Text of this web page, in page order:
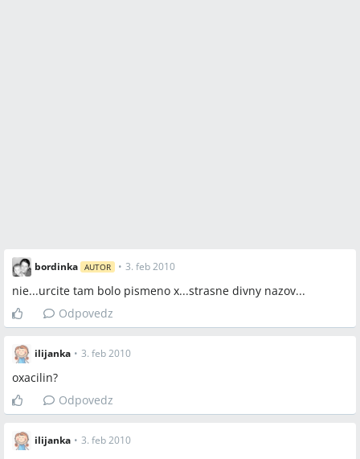
bordinka AUTOR • 3. feb 2010
nie...urcite tam bolo pismeno x...strasne divny nazov...
Odpovedz
ilijanka • 3. feb 2010
oxacilin?
Odpovedz
ilijanka • 3. feb 2010